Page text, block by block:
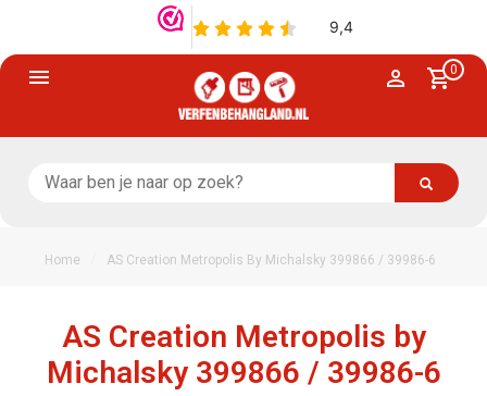
0
Home AS Creation Metropolis By Michalsky 399866 / 39986-6
AS Creation Metropolis by
Michalsky 399866 / 39986-6